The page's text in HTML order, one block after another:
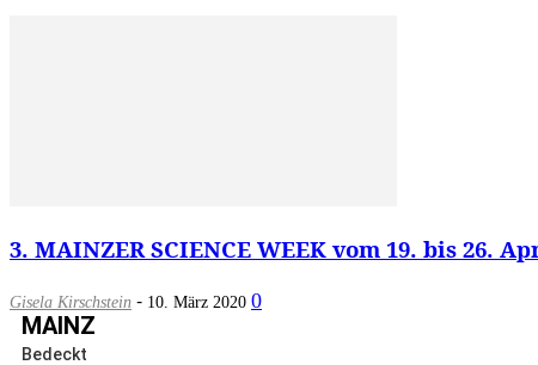
3. MAINZER SCIENCE WEEK vom 19. bis 26.
Gisela Kirschstein - 10. März 2020 0
MAINZ
Bedeckt